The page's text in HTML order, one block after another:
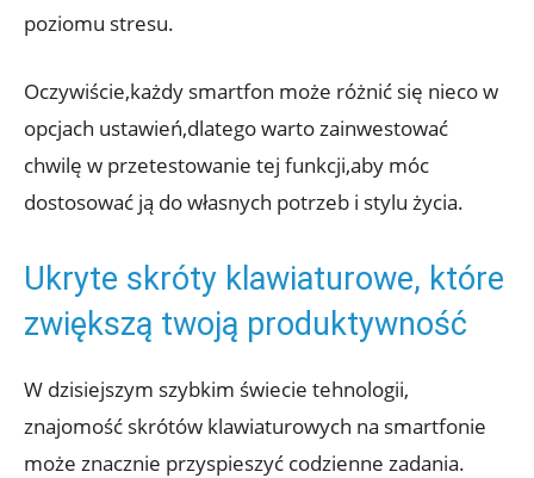
poziomu stresu.
Oczywiście,każdy smartfon może różnić się nieco w
opcjach ‌ustawień,dlatego warto zainwestować‌
chwilę w przetestowanie tej funkcji,aby⁤ móc
⁤dostosować ją do własnych⁢ potrzeb i stylu życia.
Ukryte⁤ skróty klawiaturowe, ‍które
zwiększą twoją produktywność
W dzisiejszym szybkim świecie tehnologii,
‌znajomość ⁣skrótów ‍klawiaturowych na⁣ smartfonie
może znacznie przyspieszyć codzienne zadania.